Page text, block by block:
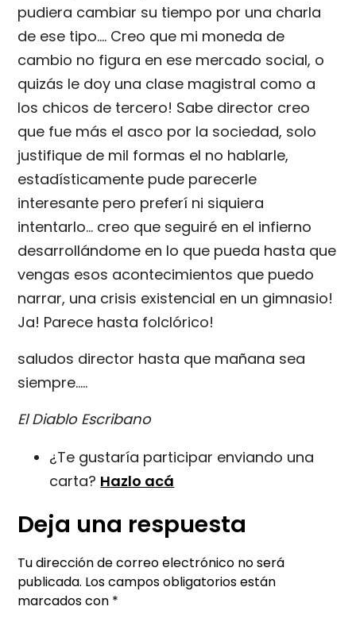
pudiera cambiar su tiempo por una charla
de ese tipo…. Creo que mi moneda de
cambio no figura en ese mercado social, o
quizás le doy una clase magistral como a
los chicos de tercero! Sabe director creo
que fue más el asco por la sociedad, solo
justifique de mil formas el no hablarle,
estadísticamente pude parecerle
interesante pero preferí ni siquiera
intentarlo… creo que seguiré en el infierno
desarrollándome en lo que pueda hasta que
vengas esos acontecimientos que puedo
narrar, una crisis existencial en un gimnasio!
Ja! Parece hasta folclórico!
saludos director hasta que mañana sea
siempre…..
El Diablo Escribano
¿Te gustaría participar enviando una
carta? Hazlo acá
Deja una respuesta
Tu dirección de correo electrónico no será
publicada. Los campos obligatorios están
marcados con *